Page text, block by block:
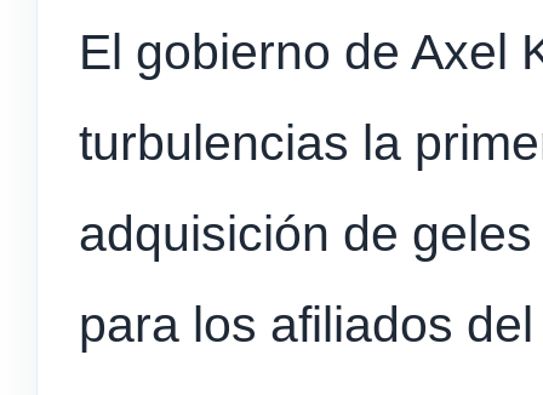
El gobierno de Axel
turbulencias la
adquisición de
para los afiliados